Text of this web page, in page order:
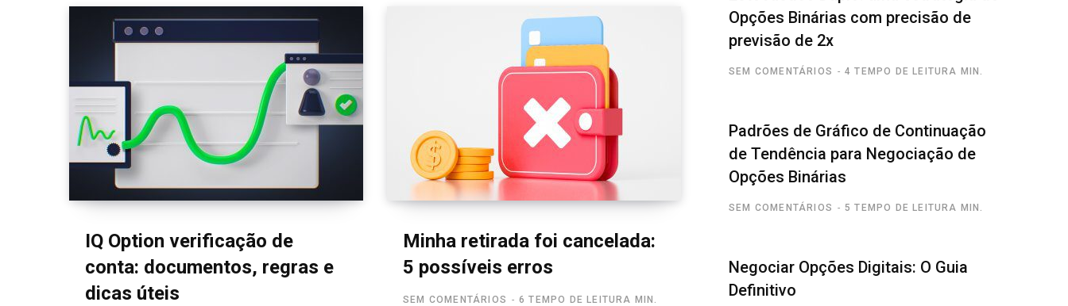
IQ Option verificação de
conta: documentos, regras e
dicas úteis
Minha retirada foi cancelada:
5 possíveis erros
SEM COMENTÁRIOS 6 TEMPO DE LEITURA MIN.
Opções Binárias com precisão de
previsão de 2x
SEM COMENTÁRIOS 4 TEMPO DE LEITURA MIN.
Padrões de Gráfico de Continuação
de Tendência para Negociação de
Opções Binárias
SEM COMENTÁRIOS 5 TEMPO DE LEITURA MIN.
Negociar Opções Digitais: O Guia
Definitivo